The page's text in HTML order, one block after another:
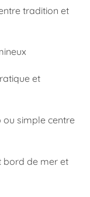
tradition et
et
ou simple centre
bord de mer et